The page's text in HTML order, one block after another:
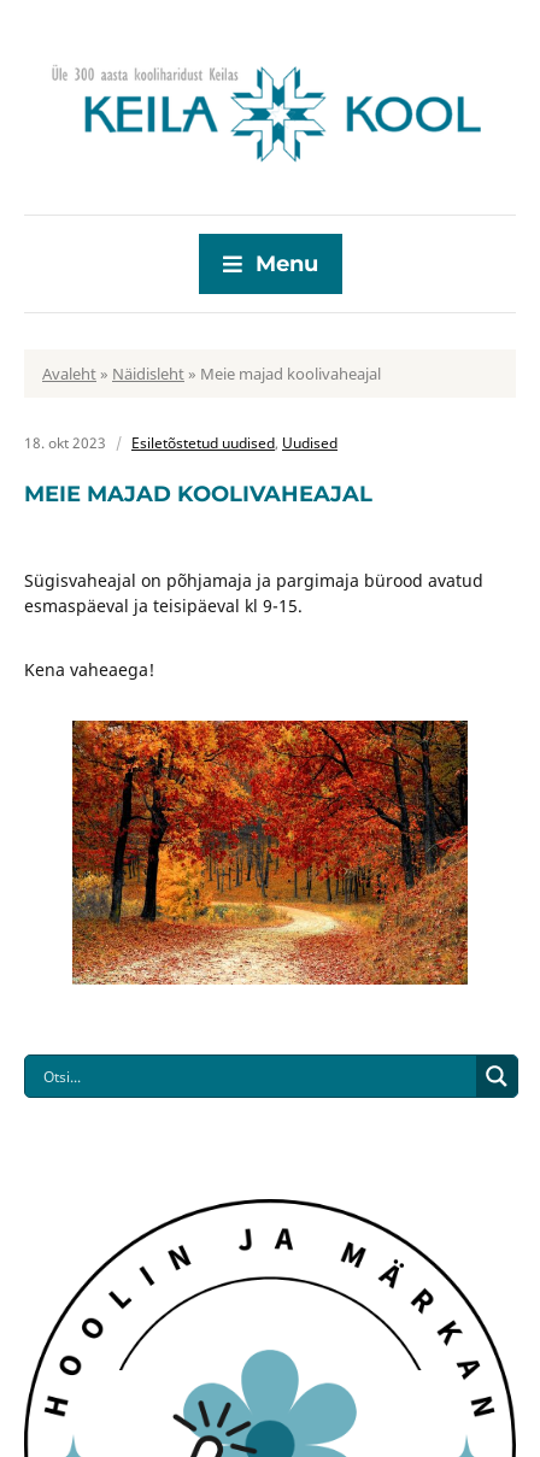
Menu
Avaleht» Näidisleht» Meie majad koolivaheajal
18. okt 2023 Esiletõstetud uudised, Uudised
MEIE MAJAD KOOLIVAHEAJAL
Sügisvaheajal on põhjamaja ja pargimaja bürood avatud
esmaspäeval ja teisipäeval kl 9-15.
Kena vaheaega!